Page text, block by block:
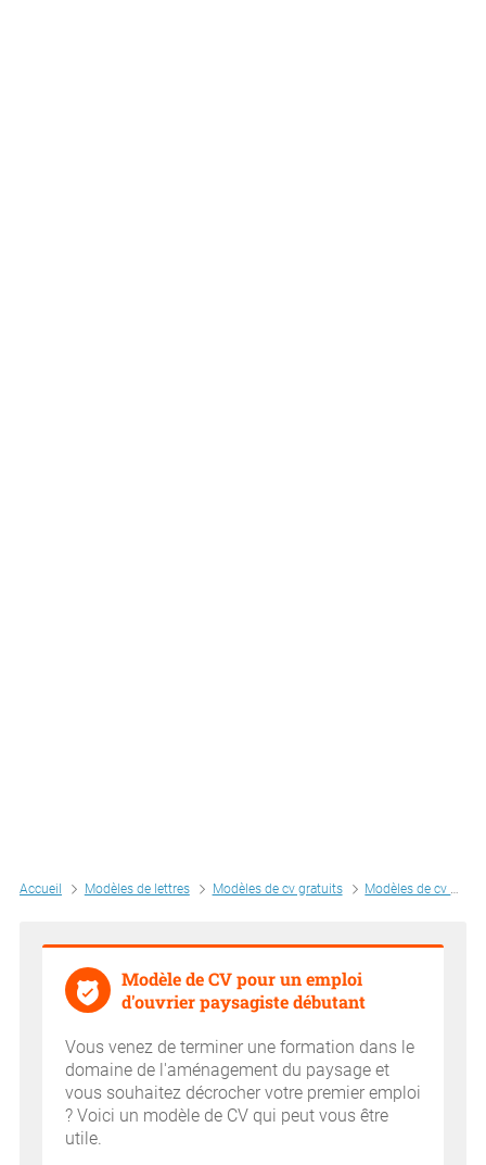
Accueil Modèles de lettres Modèles de cv gratuits Modèles de cv par métiers
Modèle de CV pour un emploi
d'ouvrier paysagiste débutant
Vous venez de terminer une formation dans le
domaine de l'aménagement du paysage et
vous souhaitez décrocher votre premier emploi
? Voici un modèle de CV qui peut vous être
utile.